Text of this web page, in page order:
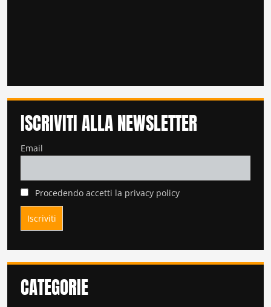
ISCRIVITI ALLA NEWSLETTER
Email
Procedendo accetti la privacy policy
CATEGORIE